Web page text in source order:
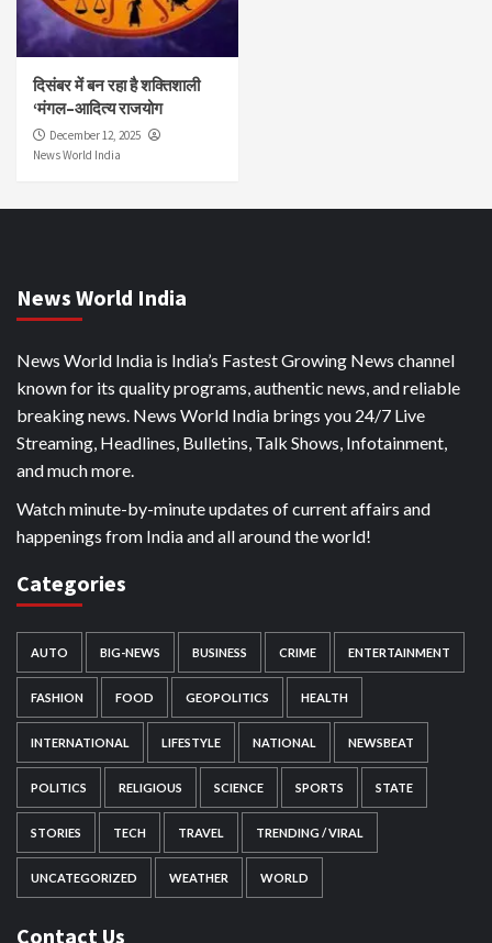
दिसंबर में बन रहा है शक्तिशाली
‘मंगल–आदित्य राजयोग
December 12, 2025
News World India
News World India
News World India is India’s Fastest Growing News channel
known for its quality programs, authentic news, and reliable
breaking news. News World India brings you 24/7 Live
Streaming, Headlines, Bulletins, Talk Shows, Infotainment,
and much more.
Watch minute-by-minute updates of current affairs and
happenings from India and all around the world!
Categories
AUTO BIG-NEWS BUSINESS CRIME ENTERTAINMENT
FASHION FOOD GEOPOLITICS HEALTH
INTERNATIONAL LIFESTYLE NATIONAL NEWSBEAT
POLITICS RELIGIOUS SCIENCE SPORTS STATE
STORIES TECH TRAVEL TRENDING / VIRAL
UNCATEGORIZED WEATHER WORLD
Contact Us